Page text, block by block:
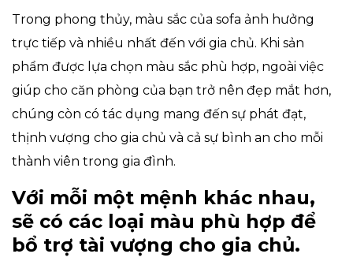
Trong phong thủy, màu sắc của sofa ảnh hưởng
trực tiếp và nhiều nhất đến với gia chủ. Khi sản
phẩm được lựa chọn màu sắc phù hợp, ngoài việc
giúp cho căn phòng của bạn trở nên đẹp mắt hơn,
chúng còn có tác dụng mang đến sự phát đạt,
thịnh vượng cho gia chủ và cả sự bình an cho mỗi
thành viên trong gia đình.
Với mỗi một mệnh khác nhau,
sẽ có các loại màu phù hợp để
bổ trợ tài vượng cho gia chủ.